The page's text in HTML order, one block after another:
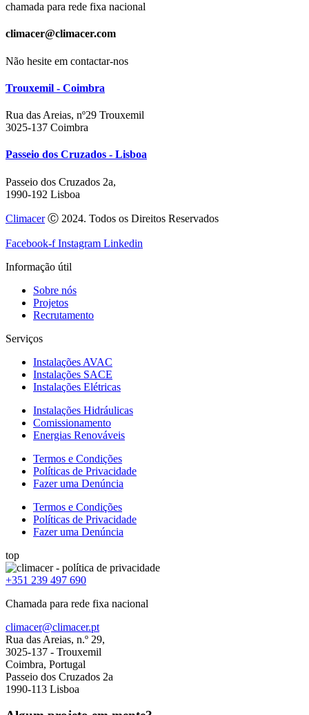
chamada para rede fixa nacional
climacer@climacer.com
Não hesite em contactar-nos
Trouxemil - Coimbra
Rua das Areias, nº29 Trouxemil
3025-137 Coimbra
Passeio dos Cruzados - Lisboa
Passeio dos Cruzados 2a,
1990-192 Lisboa
ClimacerⒸ 2024. Todos os Direitos Reservados
Facebook-f Instagram Linkedin
Informação útil
Sobre nós
Projetos
Recrutamento
Serviços
Instalações AVAC
Instalações SACE
Instalações Elétricas
Instalações Hidráulicas
Comissionamento
Energias Renováveis
Termos e Condições
Políticas de Privacidade
Fazer uma Denúncia
Termos e Condições
Políticas de Privacidade
Fazer uma Denúncia
top
+351 239 497 690
Chamada para rede fixa nacional
climacer@climacer.pt
Rua das Areias, n.º 29,
3025-137 - Trouxemil
Coimbra, Portugal
Passeio dos Cruzados 2a
1990-113 Lisboa